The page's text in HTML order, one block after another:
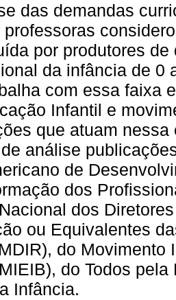
das demandas
professoras
por produtores
da infância de 0
com essa faixa
Infantil e
que atuam
de análise
de
dos
dos
ou Equivalentes
do Movimento
do Todos
Infância.